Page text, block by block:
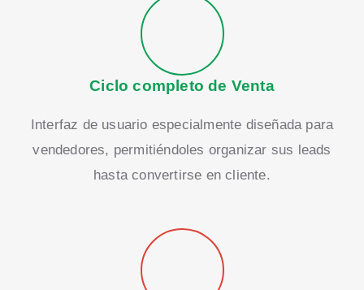
Ciclo completo de Venta
Interfaz de usuario especialmente diseñada para
vendedores, permitiéndoles organizar sus leads
hasta convertirse en cliente.